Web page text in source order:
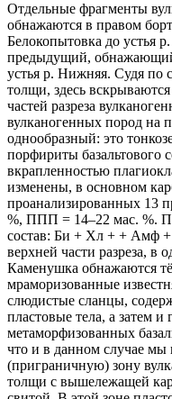
Отдельные фрагменты
обнажаются в правом
Белокопытовка до устья
предыдущий,
устья р. Нижняя. Судя по
толщи, здесь
частей разреза
вулканогенных пород на
однообразный: это
порфириты базальтового
вкрапленностью
изменены, в основном
проанализированных 13
%, ППП = 14–22 мас. %.
состав: Би + Хл + + Амф +
верхней части разреза, в
Каменушка обнажаются
мраморизованные
слюдистые сланцы,
пластовые тела, а затем
метаморфизованных
что и в данном случае
(приграничную) зону
толщи с вышележащей